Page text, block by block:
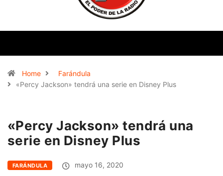
Home
Farándula
«Percy Jackson» tendrá una serie en Disney Plus
«Percy Jackson» tendrá una
serie en Disney Plus
FARÁNDULA mayo 16, 2020